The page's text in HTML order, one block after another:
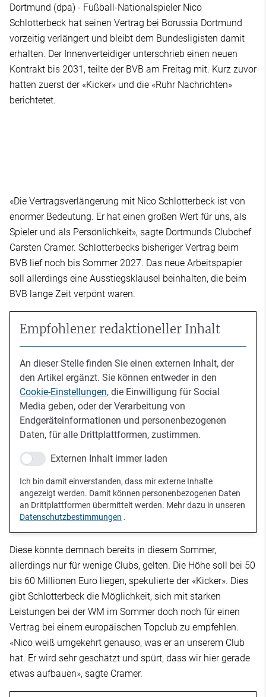
Dortmund (dpa) - Fußball-Nationalspieler Nico
Schlotterbeck hat seinen Vertrag bei Borussia Dortmund
vorzeitig verlängert und bleibt dem Bundesligisten damit
erhalten. Der Innenverteidiger unterschrieb einen neuen
Kontrakt bis 2031, teilte der BVB am Freitag mit. Kurz zuvor
hatten zuerst der «Kicker» und die «Ruhr Nachrichten»
berichtetet.
«Die Vertragsverlängerung mit Nico Schlotterbeck ist von
enormer Bedeutung. Er hat einen großen Wert für uns, als
Spieler und als Persönlichkeit», sagte Dortmunds Clubchef
Carsten Cramer. Schlotterbecks bisheriger Vertrag beim
BVB lief noch bis Sommer 2027. Das neue Arbeitspapier
soll allerdings eine Ausstiegsklausel beinhalten, die beim
BVB lange Zeit verpönt waren.
Empfohlener redaktioneller Inhalt
An dieser Stelle finden Sie einen externen Inhalt, der
den Artikel ergänzt. Sie können entweder in den
Cookie-Einstellungen, die Einwilligung für Social
Media geben, oder der Verarbeitung von
Endgeräteinformationen und personenbezogenen
Daten, für alle Drittplattformen, zustimmen.
Externen Inhalt immer laden
Ich bin damit einverstanden, dass mir externe Inhalte
angezeigt werden. Damit können personenbezogenen Daten
an Drittplattformen übermittelt werden. Mehr dazu in unseren
Datenschutzbestimmungen .
Diese könnte demnach bereits in diesem Sommer,
allerdings nur für wenige Clubs, gelten. Die Höhe soll bei 50
bis 60 Millionen Euro liegen, spekulierte der «Kicker». Dies
gibt Schlotterbeck die Möglichkeit, sich mit starken
Leistungen bei der WM im Sommer doch noch für einen
Vertrag bei einem europäischen Topclub zu empfehlen.
«Nico weiß umgekehrt genauso, was er an unserem Club
hat. Er wird sehr geschätzt und spürt, dass wir hier gerade
etwas aufbauen», sagte Cramer.